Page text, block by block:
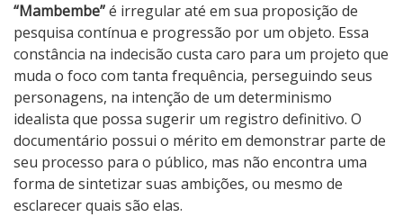
“Mambembe”é irregular até em sua proposição de
pesquisa contínua e progressão por um objeto. Essa
constância na indecisão custa caro para um projeto que
muda o foco com tanta frequência, perseguindo seus
personagens, na intenção de um determinismo
idealista que possa sugerir um registro definitivo. O
documentário possui o mérito em demonstrar parte de
seu processo para o público, mas não encontra uma
forma de sintetizar suas ambições, ou mesmo de
esclarecer quais são elas.